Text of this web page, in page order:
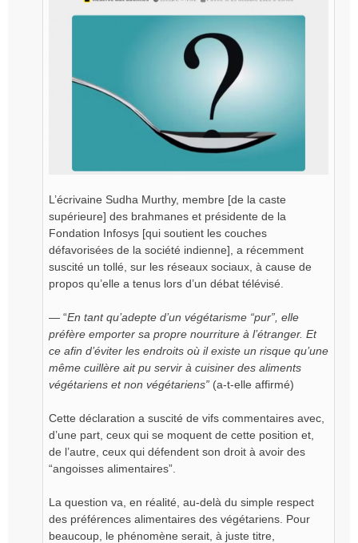
L’écrivaine Sudha Murthy, membre [de la caste
supérieure] des brahmanes et présidente de la
Fondation Infosys [qui soutient les couches
défavorisées de la société indienne], a récemment
suscité un tollé, sur les réseaux sociaux, à cause de
propos qu’elle a tenus lors d’un débat télévisé.
— “En tant qu’adepte d’un végétarisme “pur”, elle
préfère emporter sa propre nourriture à l’étranger. Et
ce afin d’éviter les endroits où il existe un risque qu’une
même cuillère ait pu servir à cuisiner des aliments
végétariens et non végétariens” (a-t-elle affirmé)
Cette déclaration a suscité de vifs commentaires avec,
d’une part, ceux qui se moquent de cette position et,
de l’autre, ceux qui défendent son droit à avoir des
“angoisses alimentaires”.
La question va, en réalité, au-delà du simple respect
des préférences alimentaires des végétariens. Pour
beaucoup, le phénomène serait, à juste titre,